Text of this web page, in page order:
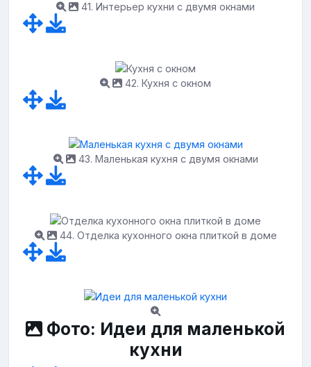
41. Интерьер кухни с двумя окнами
42. Кухня с окном
43. Маленькая кухня с двумя окнами
44. Отделка кухонного окна плиткой в доме
Фото: Идеи для маленькой
кухни